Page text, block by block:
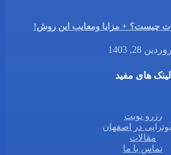
چیست؟ + مزایا ومعایب این روش!
28, 1403
لینک های مفید
رزرو نوبت
در اصفهان
مقالات
تماس با ما